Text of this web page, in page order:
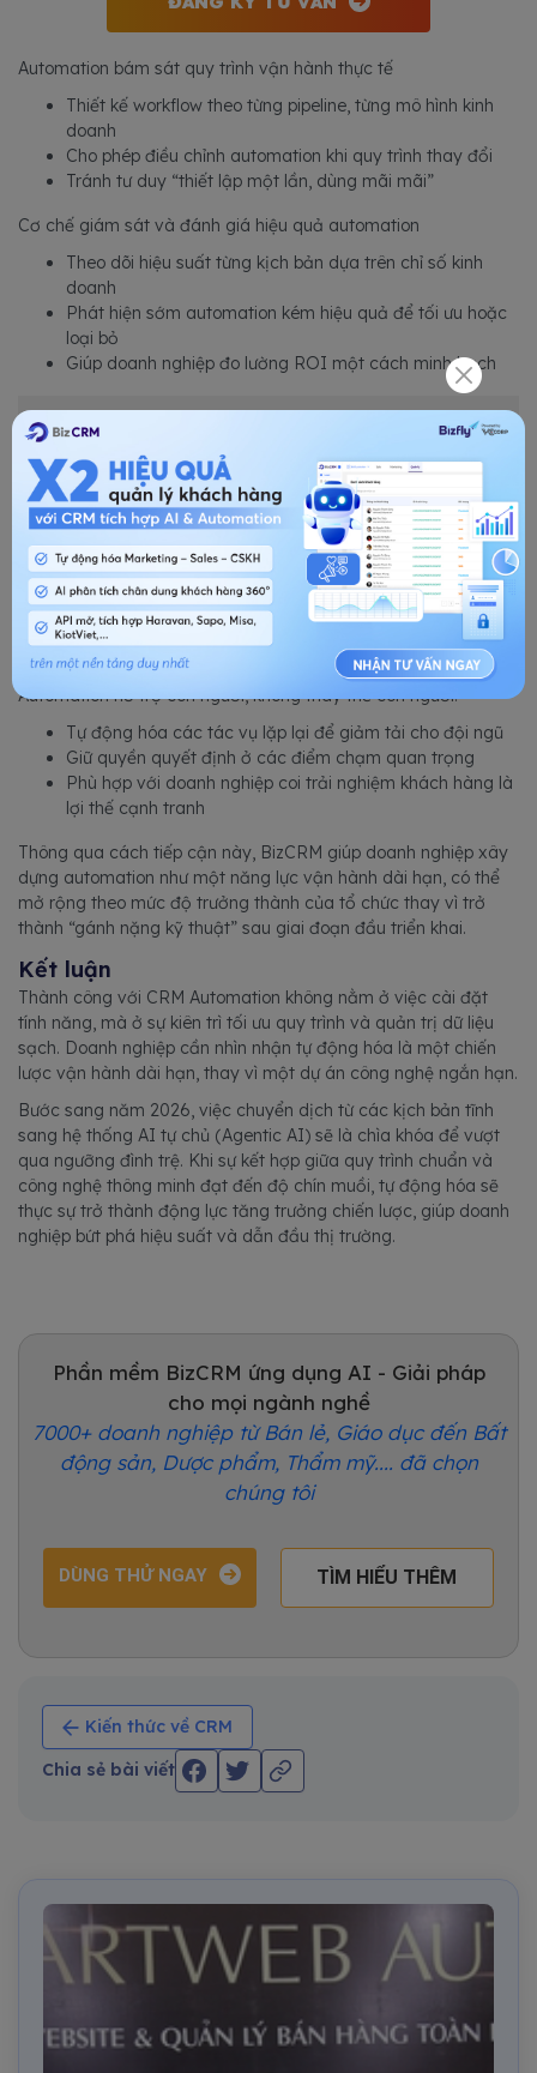
Automation bám sát quy trình vận hành thực tế
Thiết kế workflow theo từng pipeline, từng mô hình kinh
doanh
Cho phép điều chỉnh automation khi quy trình thay đổi
Tránh tư duy “thiết lập một lần, dùng mãi mãi”
Cơ chế giám sát và đánh giá hiệu quả automation
Theo dõi hiệu suất từng kịch bản dựa trên chỉ số kinh
doanh
Phát hiện sớm automation kém hiệu quả để tối ưu hoặc
loại bỏ
Giúp doanh nghiệp đo lường ROI một cách minh bạch
Automation hỗ trợ con người, không thay thế con người:
Tự động hóa các tác vụ lặp lại để giảm tải cho đội ngũ
Giữ quyền quyết định ở các điểm chạm quan trọng
Phù hợp với doanh nghiệp coi trải nghiệm khách hàng là
lợi thế cạnh tranh
Thông qua cách tiếp cận này, BizCRM giúp doanh nghiệp xây
dựng automation như một năng lực vận hành dài hạn, có thể
mở rộng theo mức độ trưởng thành của tổ chức thay vì trở
thành “gánh nặng kỹ thuật” sau giai đoạn đầu triển khai.
Kết luận
Thành công với CRM Automation không nằm ở việc cài đặt
tính năng, mà ở sự kiên trì tối ưu quy trình và quản trị dữ liệu
sạch. Doanh nghiệp cần nhìn nhận tự động hóa là một chiến
lược vận hành dài hạn, thay vì một dự án công nghệ ngắn hạn.
Bước sang năm 2026, việc chuyển dịch từ các kịch bản tĩnh
sang hệ thống AI tự chủ (Agentic AI) sẽ là chìa khóa để vượt
qua ngưỡng đình trệ. Khi sự kết hợp giữa quy trình chuẩn và
công nghệ thông minh đạt đến độ chín muồi, tự động hóa sẽ
thực sự trở thành động lực tăng trưởng chiến lược, giúp doanh
nghiệp bứt phá hiệu suất và dẫn đầu thị trường.
Phần mềm BizCRM ứng dụng AI - Giải pháp
cho mọi ngành nghề
7000+ doanh nghiệp từ Bán lẻ, Giáo dục đến Bất
động sản, Dược phẩm, Thẩm mỹ.... đã chọn
chúng tôi
DÙNG THỬ NGAY TÌM HIỂU THÊM
Kiến thức về CRM
Chia sẻ bài viết